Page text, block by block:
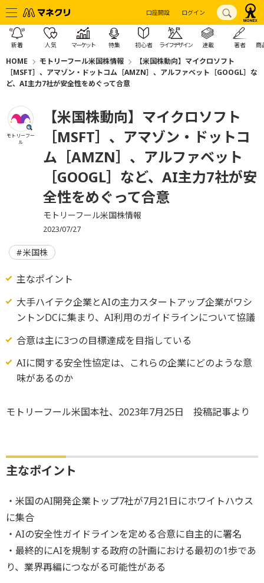
口座開設 ログイン
新着 人気 マーケット 特集 初心者 ライフデザイン 連載 著者 商
HOME モトリーフール米国株情報
【米国株動向】マイクロソフト
［MSFT］、アマゾン・ドットコム［AMZN］、アルファベット［GOOGL］な
ど、AI主力7社が安全性をめぐって合意
モトリーフー
ル
【米国株動向】マイクロソフト
［MSFT］、アマゾン・ドットコ
ム［AMZN］、アルファベット
［GOOGL］など、AI主力7社が安
全性をめぐって合意
モトリーフール米国株情報
2023/07/27
米国株
主なポイント
大手ハイテク企業とAIの主力スタートアップ企業がワシ
ントンDCに集まり、AI利用のガイドラインについて協議
合意は主に3つの目標達成を目指している
AIに関する安全性協定は、これらの企業にどのような意
味があるのか
モトリーフール米国本社、2023年7月25日 投稿記事より
主なポイント
・米国のAI開発企業トップ7社が7月21日にホワイトハウス
に集合
・AIの安全性ガイドラインを定める合意に自主的に署名
・最終的にAIを規制する政府の計画における最初の1歩であ
り、業界再編につながる可能性がある